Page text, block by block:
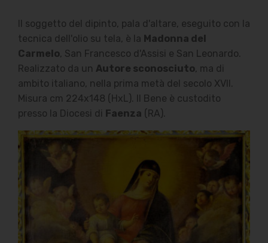
Il soggetto del dipinto, pala d'altare, eseguito con la
tecnica dell'olio su tela, è la Madonna del
Carmelo, San Francesco d'Assisi e San Leonardo.
Realizzato da un Autore sconosciuto, ma di
ambito italiano, nella prima metà del secolo XVII.
Misura cm 224x148 (HxL). Il Bene è custodito
presso la Diocesi di Faenza (RA).